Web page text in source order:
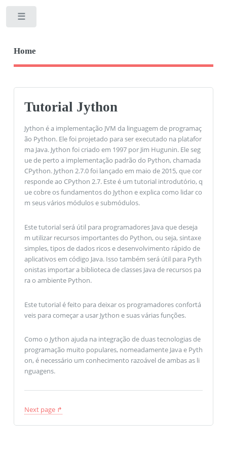
Home
Tutorial Jython
Jython é a implementação JVM da linguagem de programaç
ão Python. Ele foi projetado para ser executado na platafor
ma Java. Jython foi criado em 1997 por Jim Hugunin. Ele seg
ue de perto a implementação padrão do Python, chamada
CPython. Jython 2.7.0 foi lançado em maio de 2015, que cor
responde ao CPython 2.7. Este é um tutorial introdutório, q
ue cobre os fundamentos do Jython e explica como lidar co
m seus vários módulos e submódulos.
Este tutorial será útil para programadores Java que deseja
m utilizar recursos importantes do Python, ou seja, sintaxe
simples, tipos de dados ricos e desenvolvimento rápido de
aplicativos em código Java. Isso também será útil para Pyth
onistas importar a biblioteca de classes Java de recursos pa
ra o ambiente Python.
Este tutorial é feito para deixar os programadores confortá
veis ​​para começar a usar Jython e suas várias funções.
Como o Jython ajuda na integração de duas tecnologias de
programação muito populares, nomeadamente Java e Pyth
on, é necessário um conhecimento razoável de ambas as li
nguagens.
Next page ↱